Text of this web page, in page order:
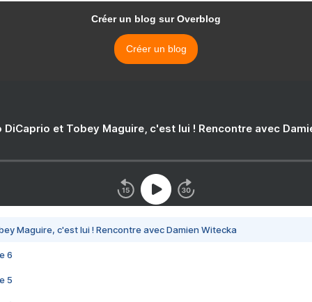
Créer un blog sur Overblog
Créer un blog
DiCaprio et Tobey Maguire, c'est lui ! Rencontre avec
Maguire, c'est lui ! Rencontre avec Damien Witecka
6
5